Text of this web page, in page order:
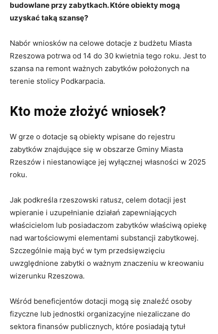
budowlane przy zabytkach. Które obiekty mogą
uzyskać taką szansę?
Nabór wniosków na celowe dotacje z budżetu Miasta
Rzeszowa potrwa od 14 do 30 kwietnia tego roku. Jest to
szansa na remont ważnych zabytków położonych na
terenie stolicy Podkarpacia.
Kto może złożyć wniosek?
W grze o dotacje są obiekty wpisane do rejestru
zabytków znajdujące się w obszarze Gminy Miasta
Rzeszów i niestanowiące jej wyłącznej własności w 2025
roku.
Jak podkreśla rzeszowski ratusz, celem dotacji jest
wpieranie i uzupełnianie działań zapewniających
właścicielom lub posiadaczom zabytków właściwą opiekę
nad wartościowymi elementami substancji zabytkowej.
Szczególnie mają być w tym przedsięwzięciu
uwzględnione zabytki o ważnym znaczeniu w kreowaniu
wizerunku Rzeszowa.
Wśród beneficjentów dotacji mogą się znaleźć osoby
fizyczne lub jednostki organizacyjne niezaliczane do
sektora finansów publicznych, które posiadają tytuł